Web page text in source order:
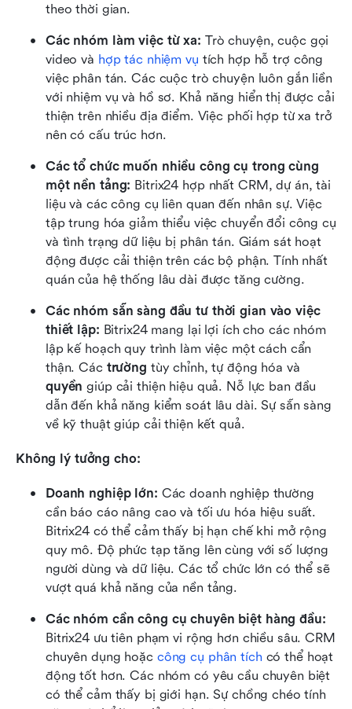
theo thời gian.
Các nhóm làm việc từ xa: Trò chuyện, cuộc gọi
video và hợp tác nhiệm vụ tích hợp hỗ trợ công
việc phân tán. Các cuộc trò chuyện luôn gắn liền
với nhiệm vụ và hồ sơ. Khả năng hiển thị được cải
thiện trên nhiều địa điểm. Việc phối hợp từ xa trở
nên có cấu trúc hơn.
Các tổ chức muốn nhiều công cụ trong cùng
một nền tảng: Bitrix24 hợp nhất CRM, dự án, tài
liệu và các công cụ liên quan đến nhân sự. Việc
tập trung hóa giảm thiểu việc chuyển đổi công cụ
và tình trạng dữ liệu bị phân tán. Giám sát hoạt
động được cải thiện trên các bộ phận. Tính nhất
quán của hệ thống lâu dài được tăng cường.
Các nhóm sẵn sàng đầu tư thời gian vào việc
thiết lập: Bitrix24 mang lại lợi ích cho các nhóm
lập kế hoạch quy trình làm việc một cách cẩn
thận. Các trường
quyền giúp cải thiện hiệu quả. Nỗ lực ban đầu
dẫn đến khả năng kiểm soát lâu dài. Sự sẵn sàng
về kỹ thuật giúp cải thiện kết quả.
Không lý tưởng cho:
Doanh nghiệp lớn: Các doanh nghiệp thường
cần báo cáo nâng cao và tối ưu hóa hiệu suất.
Bitrix24 có thể cảm thấy bị hạn chế khi mở rộng
quy mô. Độ phức tạp tăng lên cùng với số lượng
người dùng và dữ liệu. Các tổ chức lớn có thể sẽ
vượt quá khả năng của nền tảng.
Các nhóm cần công cụ chuyên biệt hàng đầu:
Bitrix24 ưu tiên phạm vi rộng hơn chiều sâu. CRM
chuyên dụng hoặc công cụ phân tích có thể hoạt
động tốt hơn. Các nhóm có yêu cầu chuyên biệt
có thể cảm thấy bị giới hạn. Sự chồng chéo tính